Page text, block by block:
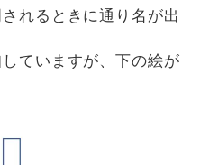
れるときに通り名が出
ていますが、下の絵が